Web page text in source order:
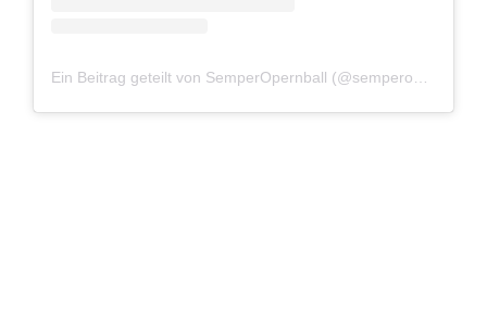
Ein Beitrag geteilt von SemperOpernball (@semperopernball)